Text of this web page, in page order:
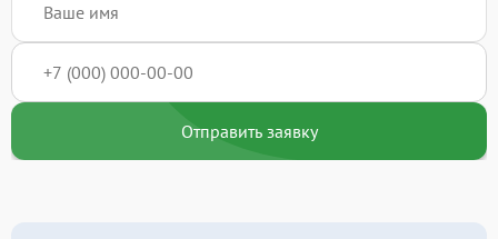
Отправить заявку